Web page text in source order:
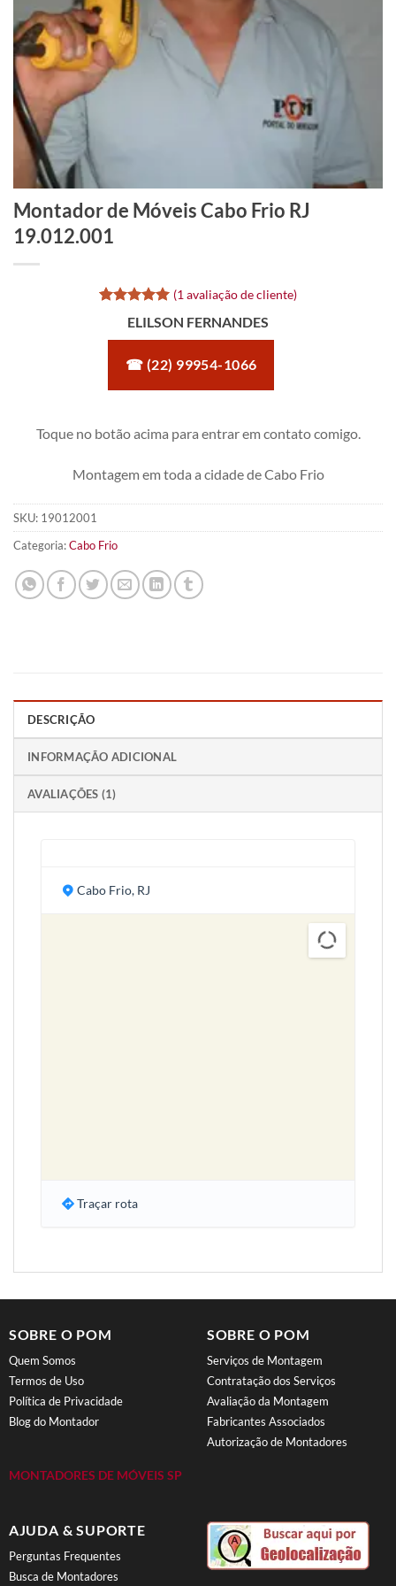
Montador de Móveis Cabo Frio RJ
19.012.001
Avaliado
como5de
5, com
baseado em
avaliação
(1 avaliação de cliente)
ELILSON FERNANDES
☎ (22) 99954-1066
Toque no botão acima para entrar em contato comigo.
Montagem em toda a cidade de Cabo Frio
SKU: 19012001
Categoria:Cabo Frio
DESCRIÇÃO
INFORMAÇÃO ADICIONAL
AVALIAÇÕES (1)
Cabo Frio, RJ
Traçar rota
SOBRE O POM
Quem Somos
Termos de Uso
Política de Privacidade
Blog do Montador
MONTADORES DE MÓVEIS SP
SOBRE O POM
Serviços de Montagem
Contratação dos Serviços
Avaliação da Montagem
Fabricantes Associados
Autorização de Montadores
AJUDA & SUPORTE
Perguntas Frequentes
Busca de Montadores